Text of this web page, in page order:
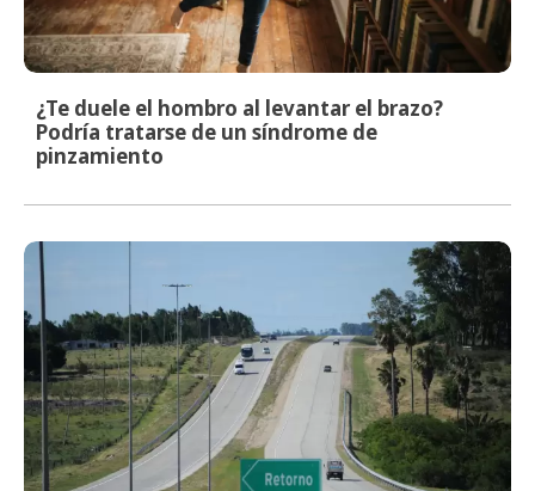
¿Te duele el hombro al levantar el brazo?
Podría tratarse de un síndrome de
pinzamiento